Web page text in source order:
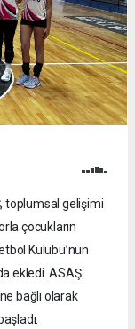
toplumsal gelişimi
çocukların
Kulübü’nün
ekledi. ASAŞ
bağlı olarak